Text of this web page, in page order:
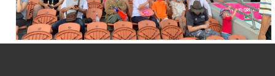
外交部長林佳龍於《外交事務》撰文指出：自由
世界 需要台灣，團結合作方能守護繁榮
外交部長林佳龍出席《台灣光華雜誌》50週年慶
「見證蛻變，分享世界的光華」開幕式，期許數